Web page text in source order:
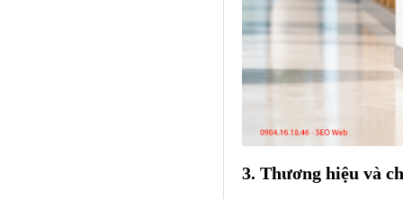
3. Thương hiệu và